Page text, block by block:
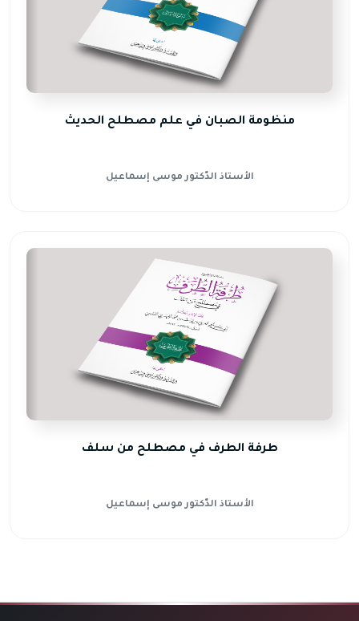
منظومة الصبان في علم مصطلح الحديث
الأستاذ الدّكتور موسى إسماعيل
طرفة الطرف في مصطلح من سلف
الأستاذ الدّكتور موسى إسماعيل